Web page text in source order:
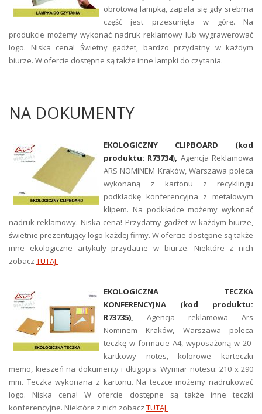
obrotową lampką, zapala się gdy srebrna
część jest przesunięta w górę. Na
produkcie możemy wykonać nadruk reklamowy lub wygrawerować
logo. Niska cena! Świetny gadżet, bardzo przydatny w każdym
biurze. W ofercie dostępne są także inne lampki do czytania.
NA DOKUMENTY
EKOLOGICZNY CLIPBOARD (kod
produktu: R73734), Agencja Reklamowa
ARS NOMINEM Kraków, Warszawa poleca
wykonaną z kartonu z recyklingu
podkładkę konferencyjna z metalowym
klipem. Na podkładce możemy wykonać
nadruk reklamowy. Niska cena! Przydatny gadżet w każdym biurze,
świetnie prezentujący logo każdej firmy. W ofercie dostępne są także
inne ekologiczne artykuły przydatne w biurze. Niektóre z nich
zobacz TUTAJ.
EKOLOGICZNA TECZKA
KONFERENCYJNA (kod produktu:
R73735), Agencja reklamowa Ars
Nominem Kraków, Warszawa poleca
teczkę w formacie A4, wyposażoną w 20-
kartkowy notes, kolorowe karteczki
memo, kieszeń na dokumenty i długopis. Wymiar notesu: 210 x 290
mm. Teczka wykonana z kartonu. Na teczce możemy nadrukować
logo. Niska cena! W ofercie dostępne są także inne teczki
konferencyjne. Niektóre z nich zobacz TUTAJ.